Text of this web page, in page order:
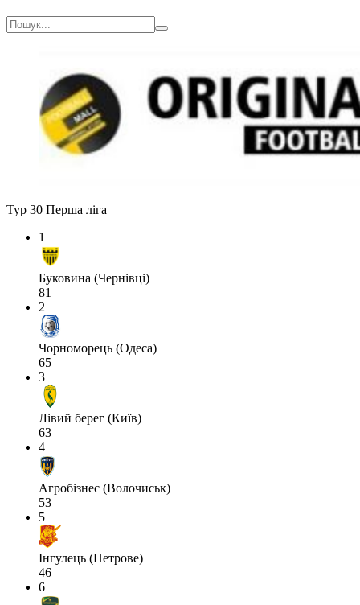
Тур 30 Перша ліга
1
Буковина (Чернівці)
81
2
Чорноморець (Одеса)
65
3
Лівий берег (Київ)
63
4
Агробізнес (Волочиськ)
53
5
Інгулець (Петрове)
46
6